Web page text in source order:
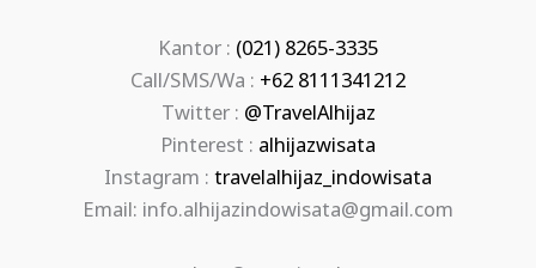
Kantor : (021) 8265-3335
Call/SMS/Wa : +62 8111341212
Twitter : @TravelAlhijaz
Pinterest : alhijazwisata
Instagram : travelalhijaz_indowisata
Email: info.alhijazindowisata@gmail.com